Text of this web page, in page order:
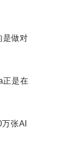
是做对
正是在
张AI